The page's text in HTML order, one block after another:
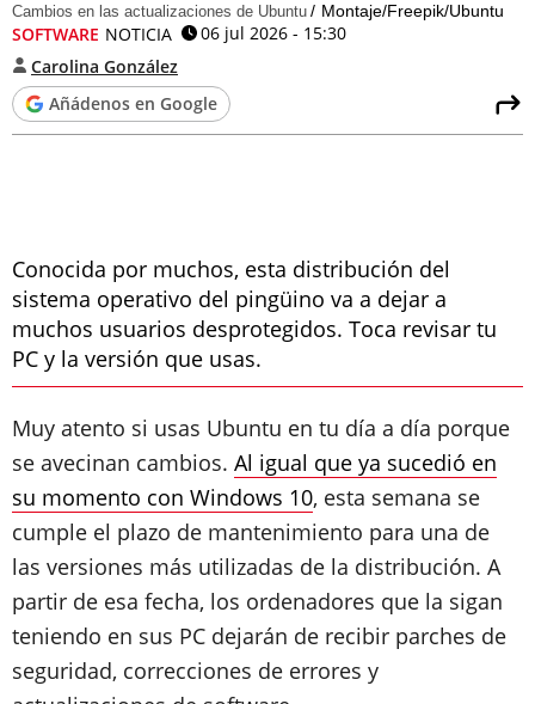
Cambios en las actualizaciones de Ubuntu Montaje/Freepik/Ubuntu
SOFTWARE NOTICIA
06 jul 2026 - 15:30
Carolina González
Añádenos en Google
Conocida por muchos, esta distribución del
sistema operativo del pingüino va a dejar a
muchos usuarios desprotegidos. Toca revisar tu
PC y la versión que usas.
Muy atento si usas Ubuntu en tu día a día porque
se avecinan cambios. Al igual que ya sucedió en
su momento con Windows 10, esta semana se
cumple el plazo de mantenimiento para una de
las versiones más utilizadas de la distribución. A
partir de esa fecha, los ordenadores que la sigan
teniendo en sus PC dejarán de recibir parches de
seguridad, correcciones de errores y